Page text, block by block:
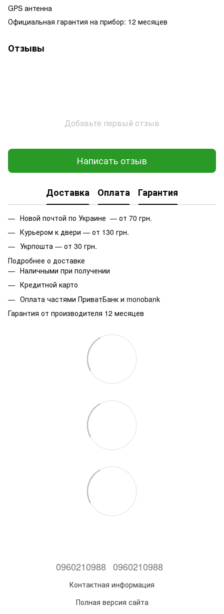
GPS антенна
Официальная гарантия на прибор: 12 месяцев
Отзывы
Добавьте первый отзыв
Написать отзыв
Доставка Оплата Гарантия
Новой почтой по Украине — от 70 грн.
Курьером к двери — от 130 грн.
Укрпошта — от 30 грн.
Подробнее о доставке
Наличными при получении
Кредитной карто
Оплата частями ПриватБанк и monobank
Гарантия от производителя 12 месяцев
0960210988 0960210988
Контактная информация
Полная версия сайта